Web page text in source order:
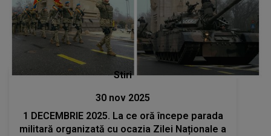
Stiri
30 nov 2025
1 DECEMBRIE 2025. La ce oră începe parada
militară organizată cu ocazia Zilei Naționale a